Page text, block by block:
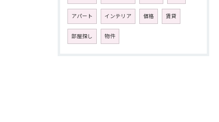
アパート インテリア 価格 賃貸
部屋探し 物件